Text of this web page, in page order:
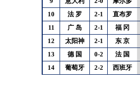
10
法 罗 2-1 直布罗
11
广 岛 2-1 福 冈
12
太阳神 2-1 东 京
13
德 国 0-2 法 国
14
葡萄牙 2-2 西班牙